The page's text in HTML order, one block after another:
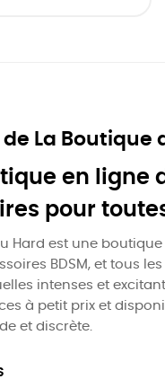
La Boutique
en ligne
pour
Hard est une
BDSM, et tous
intenses et
à petit prix et
et discrète.